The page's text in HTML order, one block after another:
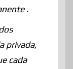
.
privada,
cada